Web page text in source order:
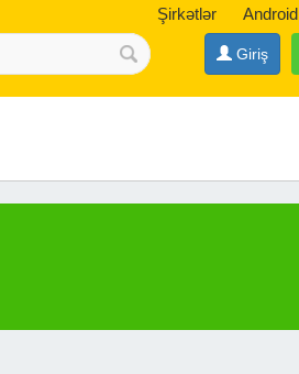
Şirkətlər Android
Giriş